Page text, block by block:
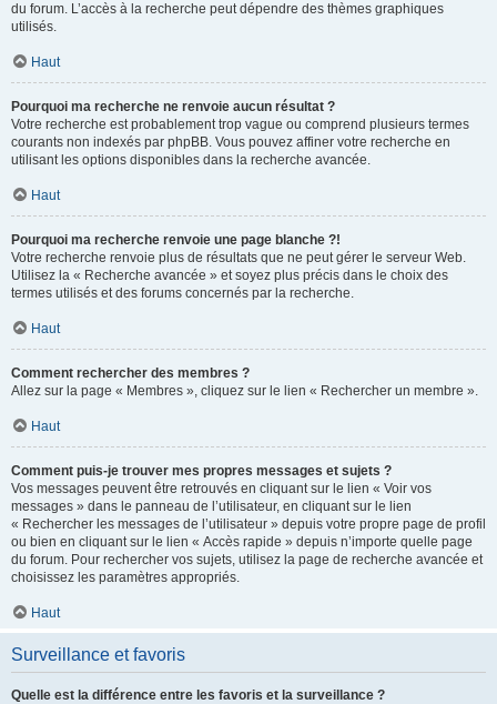
du forum. L’accès à la recherche peut dépendre des thèmes graphiques
utilisés.
Haut
Pourquoi ma recherche ne renvoie aucun résultat ?
Votre recherche est probablement trop vague ou comprend plusieurs termes
courants non indexés par phpBB. Vous pouvez affiner votre recherche en
utilisant les options disponibles dans la recherche avancée.
Haut
Pourquoi ma recherche renvoie une page blanche ?!
Votre recherche renvoie plus de résultats que ne peut gérer le serveur Web.
Utilisez la « Recherche avancée » et soyez plus précis dans le choix des
termes utilisés et des forums concernés par la recherche.
Haut
Comment rechercher des membres ?
Allez sur la page « Membres », cliquez sur le lien « Rechercher un membre ».
Haut
Comment puis-je trouver mes propres messages et sujets ?
Vos messages peuvent être retrouvés en cliquant sur le lien « Voir vos
messages » dans le panneau de l’utilisateur, en cliquant sur le lien
« Rechercher les messages de l’utilisateur » depuis votre propre page de profil
ou bien en cliquant sur le lien « Accès rapide » depuis n’importe quelle page
du forum. Pour rechercher vos sujets, utilisez la page de recherche avancée et
choisissez les paramètres appropriés.
Haut
Surveillance et favoris
Quelle est la différence entre les favoris et la surveillance ?